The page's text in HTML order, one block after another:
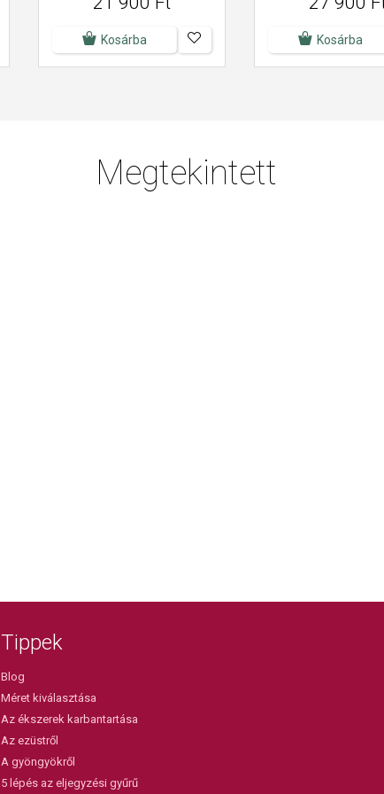
Kosárba Kosárba
Megtekintett
Tippek
Blog
Méret kiválasztása
Az ékszerek karbantartása
Az ezüstről
A gyöngyökről
5 lépés az eljegyzési gyűrű